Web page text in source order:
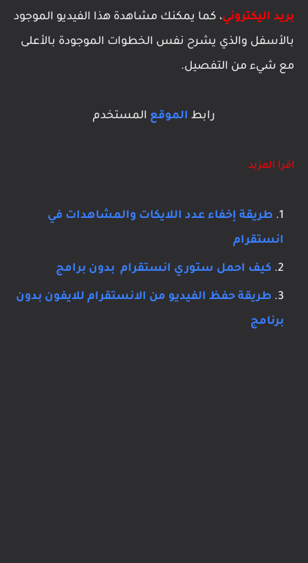
بريد اليكتروني، كما يمكنك مشاهدة هذا الفيديو الموجود
بالأسفل والذي يشرح نفس الخطوات الموجودة بالأعلى
مع شيء من التفصيل.
رابط الموقع المستخدم
اقرا المزيد
طريقة إخفاء عدد اللايكات والمشاهدات في
انستقرام
كيف احمل ستوري انستقرام بدون برامج
طريقة حفظ الفيديو من الانستقرام للايفون بدون
برنامج